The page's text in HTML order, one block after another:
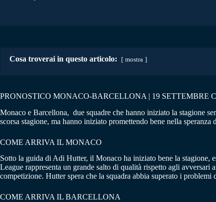
Cosa troverai in questo articolo: mostra
PRONOSTICO MONACO-BARCELLONA | 19 SETTEMBRE
Monaco e Barcellona, due squadre che hanno iniziato la stagione
scorsa stagione, ma hanno iniziato promettendo bene nella
COME ARRIVA IL MONACO
Sotto la guida di Adi Hutter, il Monaco ha iniziato bene la stagione,
League rappresenta un grande salto di qualità rispetto agli
competizione. Hutter spera che la squadra abbia superato i
COME ARRIVA IL BARCELLONA